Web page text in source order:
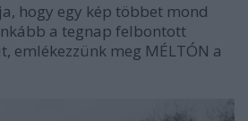
hogy egy kép többet mond
a tegnap felbontott
emlékezzünk meg MÉLTÓN a